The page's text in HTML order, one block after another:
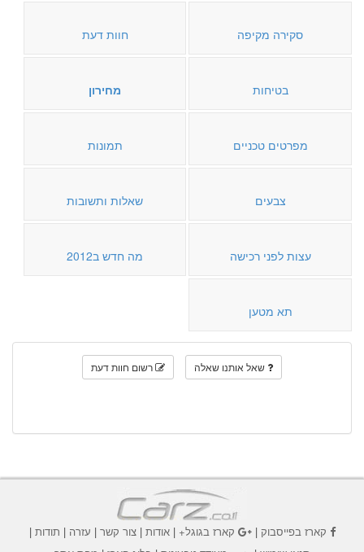
סקירה מקיפה חוות דעת
בטיחות מחירון
מפרטים טכניים תמונות
צבעים שאלות ותשובות
עצות לפני רכישה מה חדש ב2012
תא מטען
שאל אותנו שאלה רשום חוות דעת
קארז בפייסבוק| קארז בגוגל+|אודות |צור קשר | עזרה | תודות |